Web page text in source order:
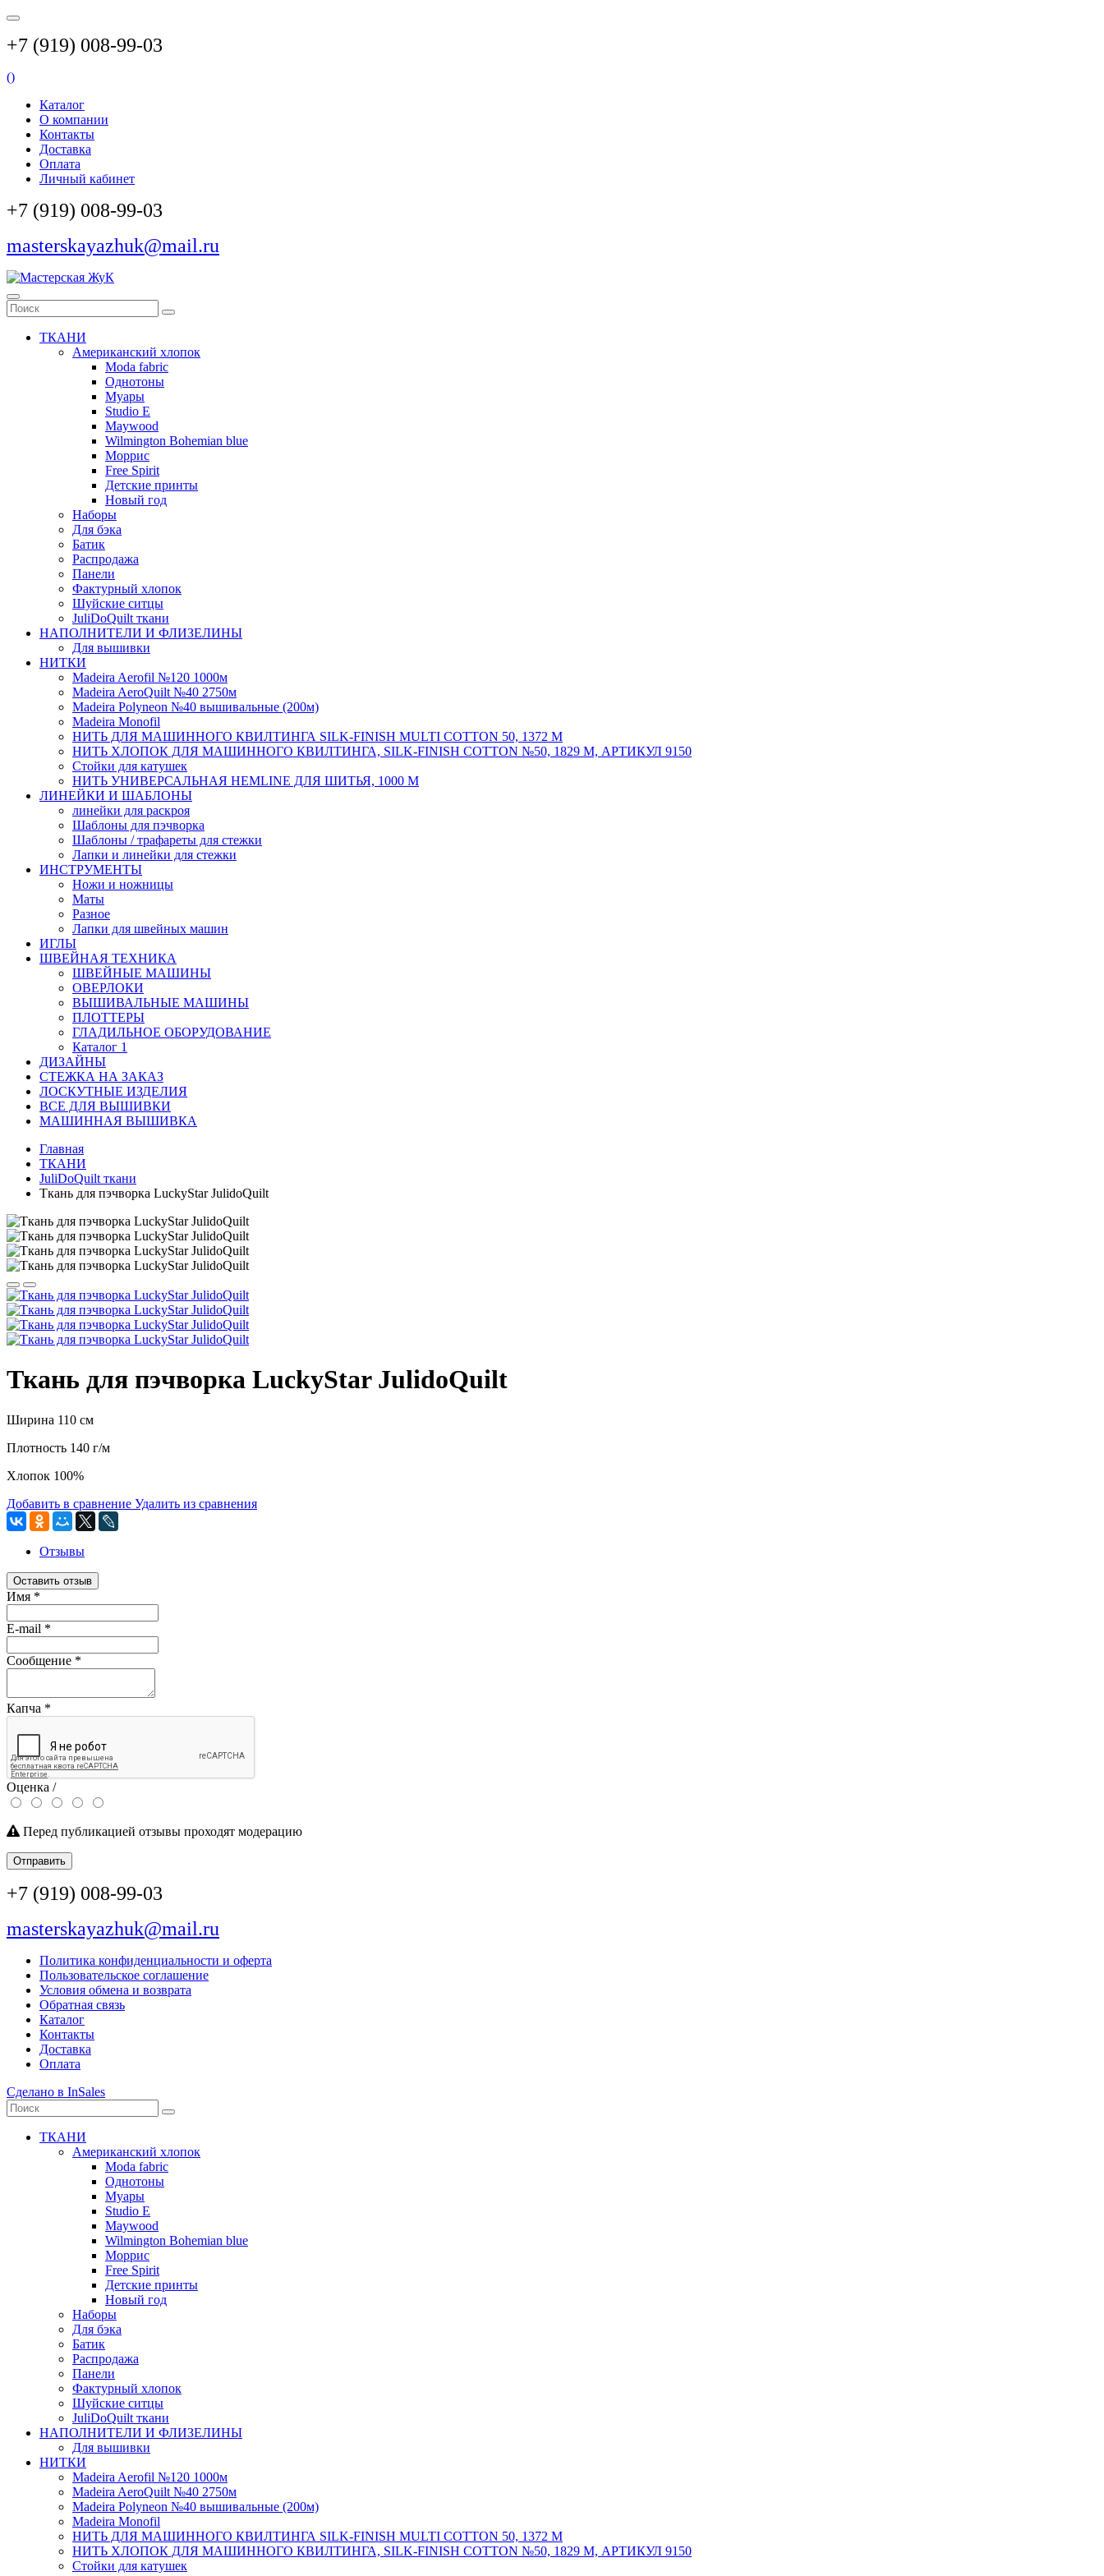
+7 (919) 008-99-03
()
Каталог
О компании
Контакты
Доставка
Оплата
Личный кабинет
+7 (919) 008-99-03
masterskayazhuk@mail.ru
ТКАНИ
Американский хлопок
Moda fabric
Однотоны
Муары
Studio E
Maywood
Wilmington Bohemian blue
Моррис
Free Spirit
Детские принты
Новый год
Наборы
Для бэка
Батик
Распродажа
Панели
Фактурный хлопок
Шуйские ситцы
JuliDoQuilt ткани
НАПОЛНИТЕЛИ И ФЛИЗЕЛИНЫ
Для вышивки
НИТКИ
Madeira Aerofil №120 1000м
Madeira AeroQuilt №40 2750м
Madeira Polyneon №40 вышивальные (200м)
Мadeira Monofil
НИТЬ ДЛЯ МАШИННОГО КВИЛТИНГА SILK-FINISH MULTI COTTON 50, 1372 М
НИТЬ ХЛОПОК ДЛЯ МАШИННОГО КВИЛТИНГА, SILK-FINISH COTTON №50, 1829 М, АРТИКУЛ 9150
Стойки для катушек
НИТЬ УНИВЕРСАЛЬНАЯ HEMLINE ДЛЯ ШИТЬЯ, 1000 М
ЛИНЕЙКИ И ШАБЛОНЫ
линейки для раскроя
Шаблоны для пэчворка
Шаблоны / трафареты для стежки
Лапки и линейки для стежки
ИНСТРУМЕНТЫ
Ножи и ножницы
Маты
Разное
Лапки для швейных машин
ИГЛЫ
ШВЕЙНАЯ ТЕХНИКА
ШВЕЙНЫЕ МАШИНЫ
ОВЕРЛОКИ
ВЫШИВАЛЬНЫЕ МАШИНЫ
ПЛОТТЕРЫ
ГЛАДИЛЬНОЕ ОБОРУДОВАНИЕ
Каталог 1
ДИЗАЙНЫ
СТЕЖКА НА ЗАКАЗ
ЛОСКУТНЫЕ ИЗДЕЛИЯ
ВСЕ ДЛЯ ВЫШИВКИ
МАШИННАЯ ВЫШИВКА
Главная
ТКАНИ
JuliDoQuilt ткани
Ткань для пэчворка LuckyStar JulidoQuilt
Ткань для пэчворка LuckyStar JulidoQuilt
Ширина 110 см
Плотность 140 г/м
Хлопок 100%
Добавить в сравнение Удалить из сравнения
Отзывы
Оставить отзыв
Имя *
E-mail *
Сообщение *
Капча *
Оценка /
Перед публикацией отзывы проходят модерацию
Отправить
+7 (919) 008-99-03
masterskayazhuk@mail.ru
Политика конфиденциальности и оферта
Пользовательское соглашение
Условия обмена и возврата
Обратная связь
Каталог
Контакты
Доставка
Оплата
Сделано в InSales
ТКАНИ
Американский хлопок
Moda fabric
Однотоны
Муары
Studio E
Maywood
Wilmington Bohemian blue
Моррис
Free Spirit
Детские принты
Новый год
Наборы
Для бэка
Батик
Распродажа
Панели
Фактурный хлопок
Шуйские ситцы
JuliDoQuilt ткани
НАПОЛНИТЕЛИ И ФЛИЗЕЛИНЫ
Для вышивки
НИТКИ
Madeira Aerofil №120 1000м
Madeira AeroQuilt №40 2750м
Madeira Polyneon №40 вышивальные (200м)
Мadeira Monofil
НИТЬ ДЛЯ МАШИННОГО КВИЛТИНГА SILK-FINISH MULTI COTTON 50, 1372 М
НИТЬ ХЛОПОК ДЛЯ МАШИННОГО КВИЛТИНГА, SILK-FINISH COTTON №50, 1829 М, АРТИКУЛ 9150
Стойки для катушек